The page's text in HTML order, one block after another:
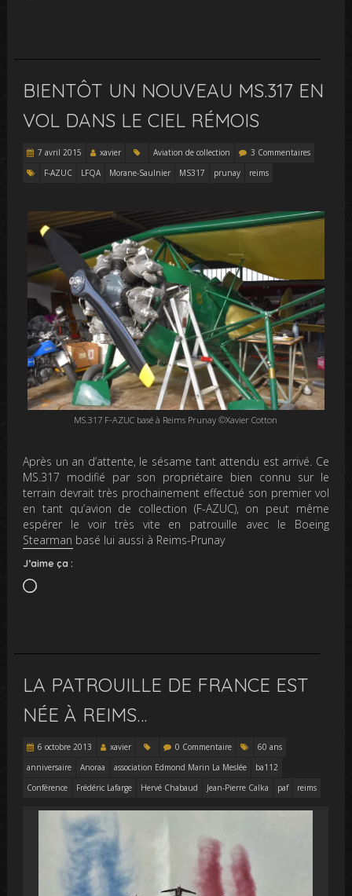
BIENTÔT UN NOUVEAU MS.317 EN
VOL DANS LE CIEL RÉMOIS
7 avril 2015 xavier Aviation de collection
3 Commentaires
F-AZUC
LFQA Morane-Saulnier MS317 prunay reims
MS.317 F-AZUC basé à Reims Prunay ©Xavier Cotton
Après un an d’attente, le sésame tant attendu est arrivé. Ce
MS.317 modifié par son propriétaire bien connu sur le
terrain devrait très prochainement effectué son premier vol
en tant qu’avion de collection (F-AZUC), on peut même
espérer le voir très vite en patrouille avec le Boeing
Stearman basé lui aussi à Reims-Prunay
J’aime ça :
Chargement…
LA PATROUILLE DE FRANCE EST
NÉE À REIMS…
6 octobre 2013 xavier 0 Commentaire
60 ans
anniversaire
Anoraa association Edmond Marin La Meslée
ba112
Conférence
Frédéric Lafarge Hervé Chabaud Jean-Pierre Calka paf reims